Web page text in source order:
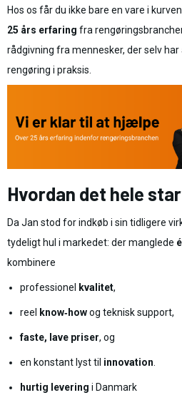
Hos os får du ikke bare en vare i
25 års erfaring fra
rådgivning fra mennesker, der selv
rengøring i praksis.
Hvordan det hele
Da Jan stod for indkøb i sin tidligere
tydeligt hul i markedet: der manglede
kombinere
professionel kvalitet,
reel know‑howog teknisk support,
faste, lave priser, og
en konstant lyst til innovation
hurtig levering i Danmark